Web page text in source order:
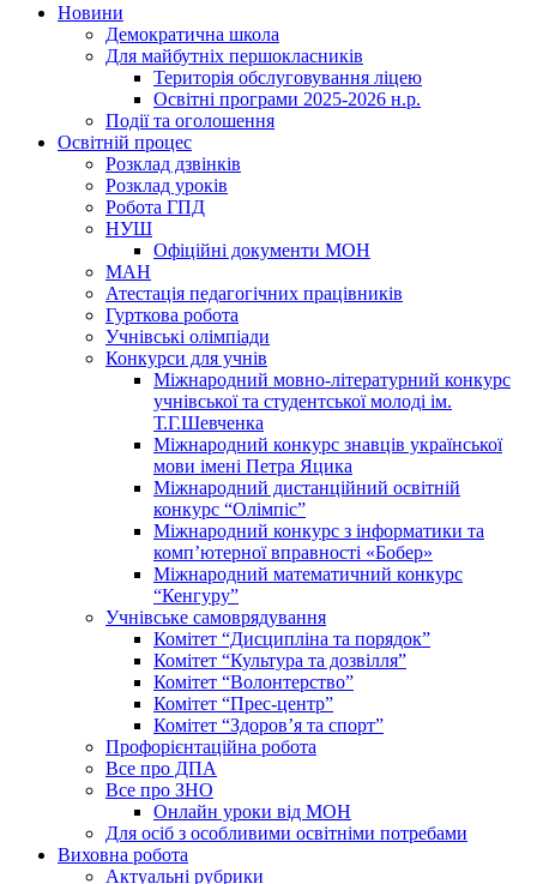
Новини
Демократична школа
Для майбутніх першокласників
Територія обслуговування ліцею
Освітні програми 2025-2026 н.р.
Події та оголошення
Освітній процес
Розклад дзвінків
Розклад уроків
Робота ГПД
НУШ
Офіційні документи МОН
МАН
Атестація педагогічних працівників
Гурткова робота
Учнівські олімпіади
Конкурси для учнів
Мiжнародний мовно-літературний конкурс
учнiвської та студентської молодi iм.
Т.Г.Шевченка
Міжнародний конкурс знавців української
мови імені Петра Яцика
Міжнародний дистанційний освітній
конкурс “Олімпіс”
Міжнародний конкурс з інформатики та
комп’ютерної вправності «Бобер»
Міжнародний математичний конкурс
“Кенгуру”
Учнівське самоврядування
Комітет “Дисципліна та порядок”
Комітет “Культура та дозвілля”
Комітет “Волонтерство”
Комітет “Прес-центр”
Комітет “Здоров’я та спорт”
Профорієнтаційна робота
Все про ДПА
Все про ЗНО
Онлайн уроки від МОН
Для осіб з особливими освітніми потребами
Виховна робота
Актуальні рубрики